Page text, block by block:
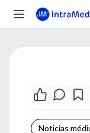
Noticias